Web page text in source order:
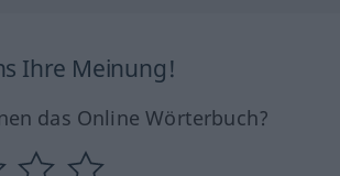
Ihre Meinung!
das Online Wörterbuch?